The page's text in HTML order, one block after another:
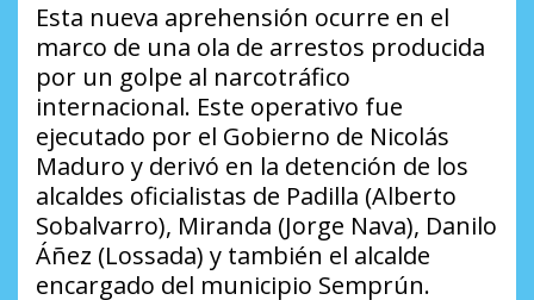
Esta nueva aprehensión ocurre en el
marco de una ola de arrestos producida
por un golpe al narcotráfico
internacional. Este operativo fue
ejecutado por el Gobierno de Nicolás
Maduro y derivó en la detención de los
alcaldes oficialistas de Padilla (Alberto
Sobalvarro), Miranda (Jorge Nava), Danilo
Áñez (Lossada) y también el alcalde
encargado del municipio Semprún.